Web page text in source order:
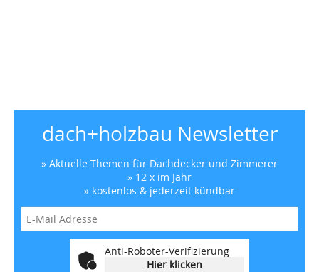
dach+holzbau Newsletter
» Aktuelle Themen für Dachdecker und Zimmerer
» 12 x im Jahr
» kostenlos & jederzeit kündbar
Anti-Roboter-Verifizierung
Hier klicken